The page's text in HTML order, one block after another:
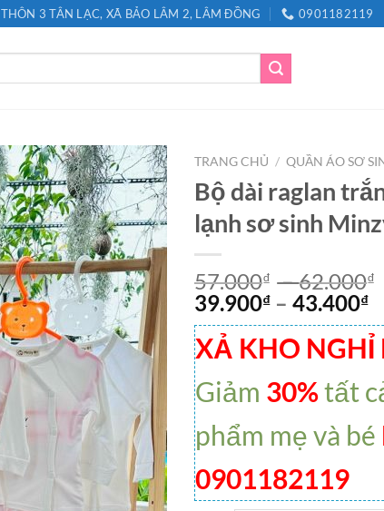
THÔN 3 TÂN LẠC, XÃ BẢO LÂM 2, LÂM ĐỒNG 0901182119
TRANG CHỦ / QUẦN ÁO SƠ
Bộ dài raglan
lạnh sơ sinh
57.000₫ –62.000₫
39.900₫ – 43.400₫
XẢ KHO NGHỈ
Giảm 30%tất
phẩm mẹ và bé
0901182119